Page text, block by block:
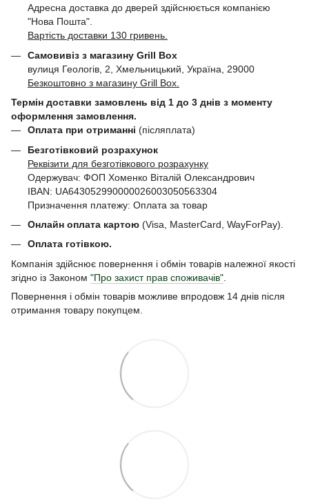
Адресна доставка до дверей здійснюється компанією
"Нова Пошта".
Вартість доставки 130 гривень.
Самовивіз з магазину Grill Box
вулиця Геологів, 2, Хмельницький, Україна, 29000
Безкоштовно з магазину Grill Box.
Термін доставки замовлень від 1 до 3 днів з моменту
оформлення замовлення.
Оплата при отриманні (післяплата)
Безготівковий розрахунок
Реквізити для безготівкового розрахунку
Одержувач: ФОП Хоменко Віталій Олександрович
IBAN: UA643052990000026003050563304
Призначення платежу: Оплата за товар
Онлайн оплата картою (Visa, MasterCard, WayForPay).
Оплата готівкою.
Компанія здійснює повернення і обмін товарів належної якості
згідно із Законом "Про захист прав споживачів"
Повернення і обмін товарів можливе впродовж 14 днів після
отримання товару покупцем.